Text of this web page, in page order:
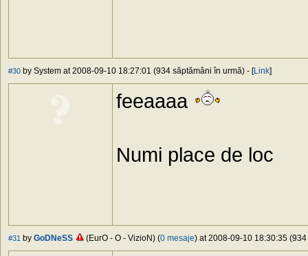
#30 by System at 2008-09-10 18:27:01 (934 săptămâni în urmă) - [Link]
feeaaaa
Numi place de loc
#31 by GoDNeSS (EurO - O - VizioN) (0 mesaje) at 2008-09-10 18:30:35